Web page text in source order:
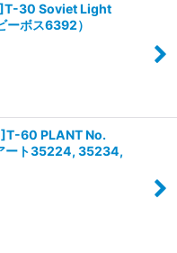
30 Soviet Light
ーボス6392）
60 PLANT No.
ート35224, 35234,